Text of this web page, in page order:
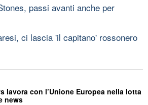
passi avanti anche per
ci lascia 'il capitano' rossonero
lavora con l’Unione Europea nella lotta
news